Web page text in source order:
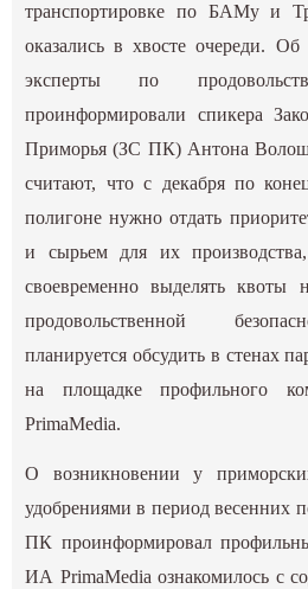
транспортировке по БАМу и
оказались в хвосте очереди. Об
эксперты по
проинформировали спикера
Приморья (ЗС ПК) Антона
считают, что с декабря по
полигоне нужно отдать
и сырьем для их
своевременно выделять квоты
продовольственной
планируется обсудить в стенах
на площадке профильного
PrimaMedia.
О возникновении у
удобрениями в период весенних
ПК проинформировал
ИА PrimaMedia ознакомилось с